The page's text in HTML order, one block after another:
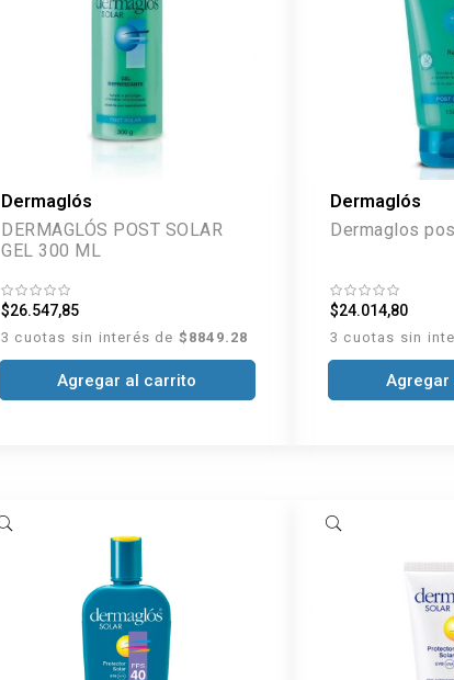
Dermaglós
DERMAGLÓS POST SOLAR
GEL 300 ML
$26.547,85
3 cuotas sin interés de $8849.28
Agregar al carrito
Dermaglós
Dermaglos
$24.014,80
3 cuotas sin